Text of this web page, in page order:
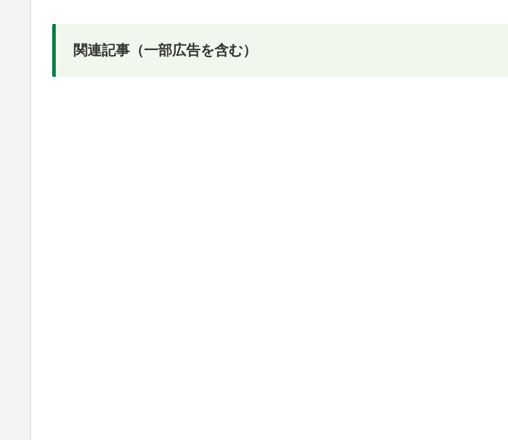
関連記事（一部広告を含む）